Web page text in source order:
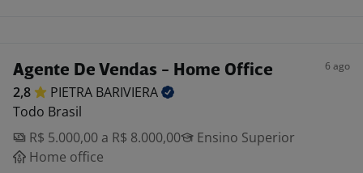
Agente De Vendas - Home Office 6 ago
2,8 PIETRA BARIVIERA
Todo Brasil
R$ 5.000,00 a R$ 8.000,00
Ensino Superior
Home office